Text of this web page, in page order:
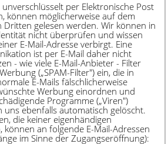
per Elektronische Post
können möglicherweise auf dem
gelesen werden. Wir können in
nicht überprüfen und wissen
E-Mail-Adresse verbirgt. Eine
ist per E-Mail daher nicht
- wie viele E-Mail-Anbieter - Filter
(„SPAM-Filter") ein, die in
E-Mails fälschlicherweise
Werbung einordnen und
Programme („Viren")
uns ebenfalls automatisch gelöscht.
die keiner eigenhändigen
an folgende E-Mail-Adressen
im Sinne der Zugangseröffnung):